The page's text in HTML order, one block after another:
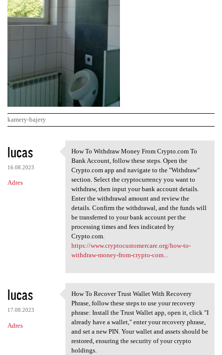
kamery-bajery
K
o
m
e
lucas
16.08.2023
Adres
How To Withdraw Money From
How To Withdraw Money From Crypto.com To
Bank Account, follow these steps. Open the
Crypto.com app and navigate to the "Withdraw"
section. Select the cryptocurrency you want to
withdraw, then input your bank account details.
Enter the withdrawal amount and review the
details. Confirm the withdrawal, and the funds will
be transferred to your bank account per the
processing times and fees indicated by
Crypto.com.
https://www.cryptocustomercare.org/how-to-
withdraw-money-from-crypto-com...
lucas
17.08.2023
Adres
How To Recover Trust Wallet
How To Recover Trust Wallet With Recovery
Phrase, follow these steps to use your recovery
phrase: Install the Trust Wallet app, open it, click "I
already have a wallet," enter your recovery phrase,
and set a new PIN. Your wallet and assets should be
restored, ensuring the security of your crypto
holdings.